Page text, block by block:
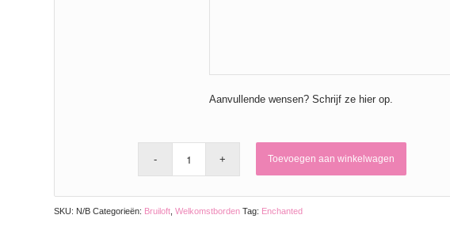
Aanvullende wensen? Schrijf ze hier op.
Toevoegen aan winkelwagen
SKU: N/B Categorieën: Bruiloft ,Welkomstborden Tag: Enchanted